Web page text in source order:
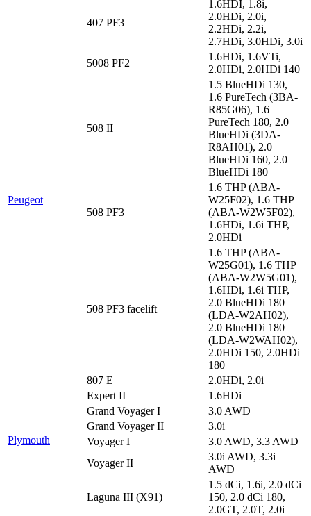
Peugeot
407 PF3
1.6HDI, 1.8i,
2.0HDi, 2.0i,
2.2HDi, 2.2i,
2.7HDi, 3.0HDi, 3.0i
5008 PF2
1.6HDi, 1.6VTi,
2.0HDi, 2.0HDi 140
508 II
1.5 BlueHDi 130,
1.6 PureTech (3BA-
R85G06), 1.6
PureTech 180, 2.0
BlueHDi (3DA-
R8AH01), 2.0
BlueHDi 160, 2.0
BlueHDi 180
508 PF3
1.6 THP (ABA-
W25F02), 1.6 THP
(ABA-W2W5F02),
1.6HDi, 1.6i THP,
2.0HDi
508 PF3 facelift
1.6 THP (ABA-
W25G01), 1.6 THP
(ABA-W2W5G01),
1.6HDi, 1.6i THP,
2.0 BlueHDi 180
(LDA-W2AH02),
2.0 BlueHDi 180
(LDA-W2WAH02),
2.0HDi 150, 2.0HDi
180
807 E
2.0HDi, 2.0i
Expert II
1.6HDi
Plymouth
Grand Voyager I
3.0 AWD
Grand Voyager II
3.0i
Voyager I
3.0 AWD, 3.3 AWD
Voyager II
3.0i AWD, 3.3i
AWD
Laguna III (X91)
1.5 dCi, 1.6i, 2.0 dCi
150, 2.0 dCi 180,
2.0GT, 2.0T, 2.0i